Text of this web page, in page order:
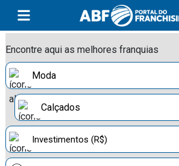
Encontre aqui as melhores franquias